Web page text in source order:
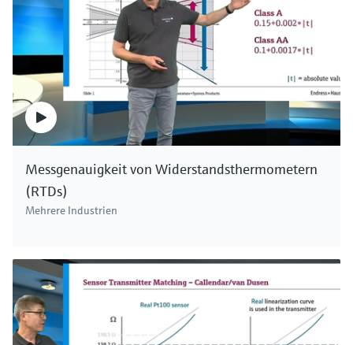
Messgenauigkeit von Widerstandsthermometern
(RTDs)
Mehrere Industrien